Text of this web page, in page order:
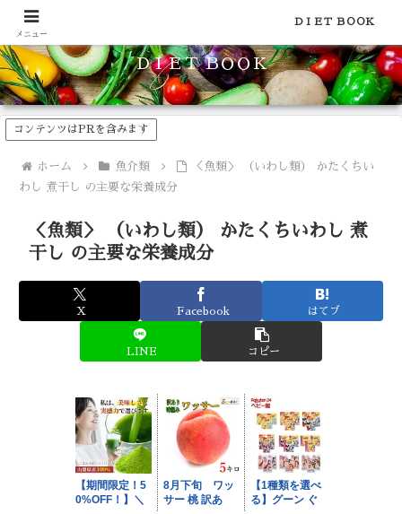
食品のカロリーや糖質などの栄養素がわかる！健康やダイエットに
ＤＩＥＴ ＢＯＯＫ
コンテンツはPRを含みます
ホーム 魚介類
＜魚類＞ （いわし類） かたくちい
わし 煮干し の主要な栄養成分
＜魚類＞ （いわし類） かたくちいわし 煮
干し の主要な栄養成分
X Facebook はてブ
LINE コピー
メニュー
ＤＩＥＴ ＢＯＯＫ